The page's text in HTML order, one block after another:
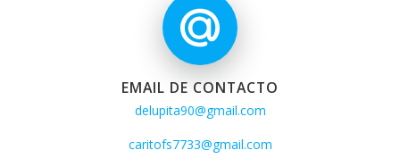
EMAIL DE CONTACTO
delupita90@gmail.com
caritofs7733@gmail.com